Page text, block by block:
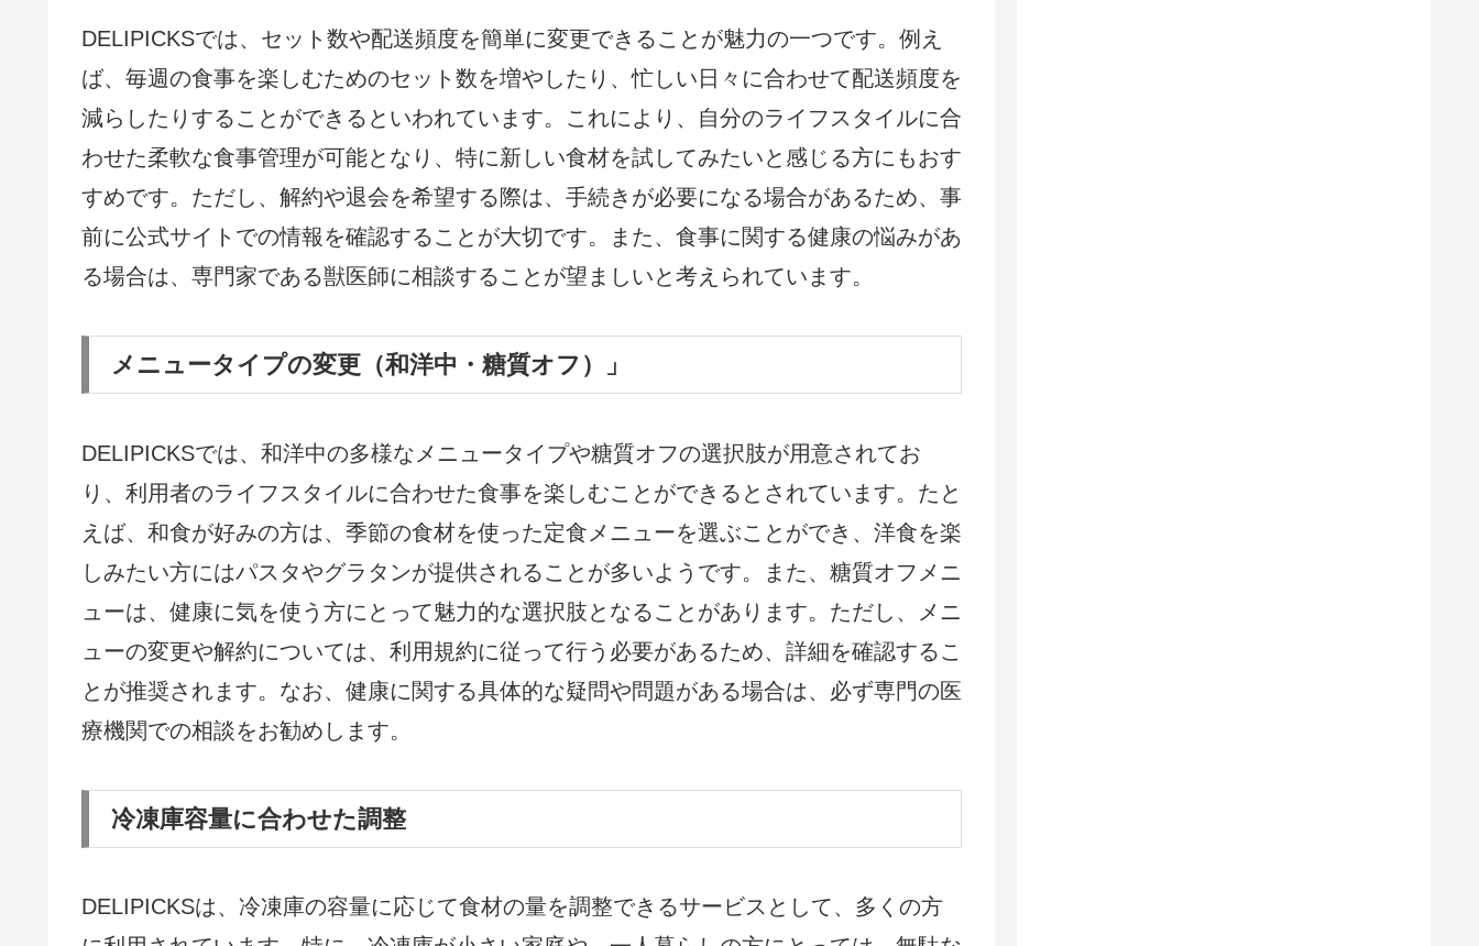
DELIPICKSでは、セット数や配送頻度を簡単に変更できることが魅力の一つです。例え
ば、毎週の食事を楽しむためのセット数を増やしたり、忙しい日々に合わせて配送頻度を
減らしたりすることができるといわれています。これにより、自分のライフスタイルに合
わせた柔軟な食事管理が可能となり、特に新しい食材を試してみたいと感じる方にもおす
すめです。ただし、解約や退会を希望する際は、手続きが必要になる場合があるため、事
前に公式サイトでの情報を確認することが大切です。また、食事に関する健康の悩みがあ
る場合は、専門家である獣医師に相談することが望ましいと考えられています。
メニュータイプの変更（和洋中・糖質オフ）」
DELIPICKSでは、和洋中の多様なメニュータイプや糖質オフの選択肢が用意されてお
り、利用者のライフスタイルに合わせた食事を楽しむことができるとされています。たと
えば、和食が好みの方は、季節の食材を使った定食メニューを選ぶことができ、洋食を楽
しみたい方にはパスタやグラタンが提供されることが多いようです。また、糖質オフメニ
ューは、健康に気を使う方にとって魅力的な選択肢となることがあります。ただし、メニ
ューの変更や解約については、利用規約に従って行う必要があるため、詳細を確認するこ
とが推奨されます。なお、健康に関する具体的な疑問や問題がある場合は、必ず専門の医
療機関での相談をお勧めします。
冷凍庫容量に合わせた調整
DELIPICKSは、冷凍庫の容量に応じて食材の量を調整できるサービスとして、多くの方